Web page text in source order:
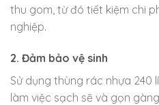
thu gom, từ đó tiết kiệm chi
nghiệp.
2. Đảm bảo vệ sinh
Sử dụng thùng rác nhựa 240
làm việc sạch sẽ và gọn